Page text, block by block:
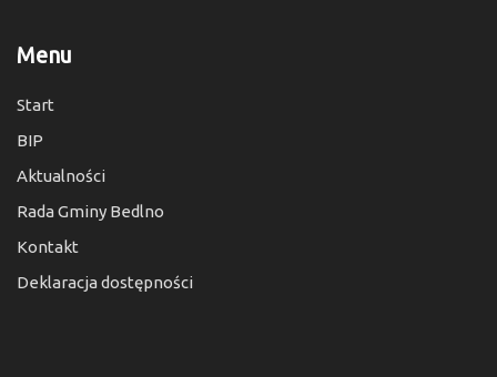
Menu
Start
BIP
Aktualności
Rada Gminy Bedlno
Kontakt
Deklaracja dostępności